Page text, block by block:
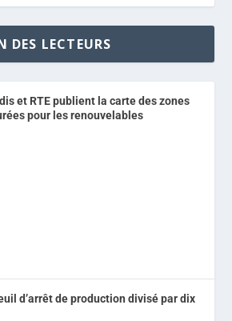
DES LECTEURS
et RTE publient la carte des zones
pour les renouvelables
d’arrêt de production divisé par dix